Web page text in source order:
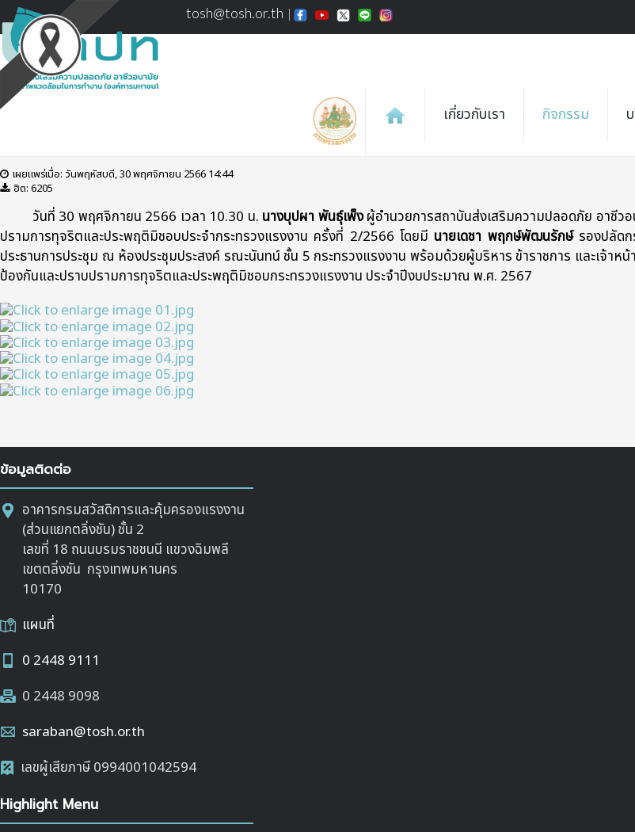
tosh@tosh.or.th
เกี่ยวกับเรา กิจกรรม
ผู้อำนวยการ สสปท. ร่วมประชุมคณะกรรมการป้องกันและปราบปรามการทุจริตและประพฤติมิชอบประจำกร
เผยแพร่เมื่อ: วันพฤหัสบดี, 30 พฤศจิกายน 2566 14:44
ฮิต: 6205
วันที่ 30 พฤศจิกายน 2566 เวลา 10.30 น. นางบุปผา พันธุ์เพ็งผู้อำนวยการสถาบันส่งเสริมความปลอดภัย อาชีว
ปรามการทุจริตและประพฤติมิชอบประจำกระทรวงแรงงาน ครั้งที่ 2/2566 โดยมี นายเดชา พฤกษ์พัฒนรักษ์รองปลัดก
ประธานการประชุม ณ ห้องประชุมประสงค์ รณะนันทน์ ชั้น 5 กระทรวงแรงงาน พร้อมด้วยผู้บริหาร ข้าราชการ และเจ้าห
ป้องกันและปราบปรามการทุจริตและประพฤติมิชอบกระทรวงแรงงาน ประจำปีงบประมาณ พ.ศ. 2567
ข้อมูลติดต่อ
อาคารกรมสวัสดิการและคุ้มครองแรงงาน
(ส่วนแยกตลิ่งชัน) ชั้น 2
เลขที่ 18 ถนนบรมราชชนนี แขวงฉิมพลี
เขตตลิ่งชัน กรุงเทพมหานคร
10170
แผนที่
0 2448 9111
0 2448 9098
saraban@tosh.or.th
เลขผู้เสียภาษี 0994001042594
Highlight Menu